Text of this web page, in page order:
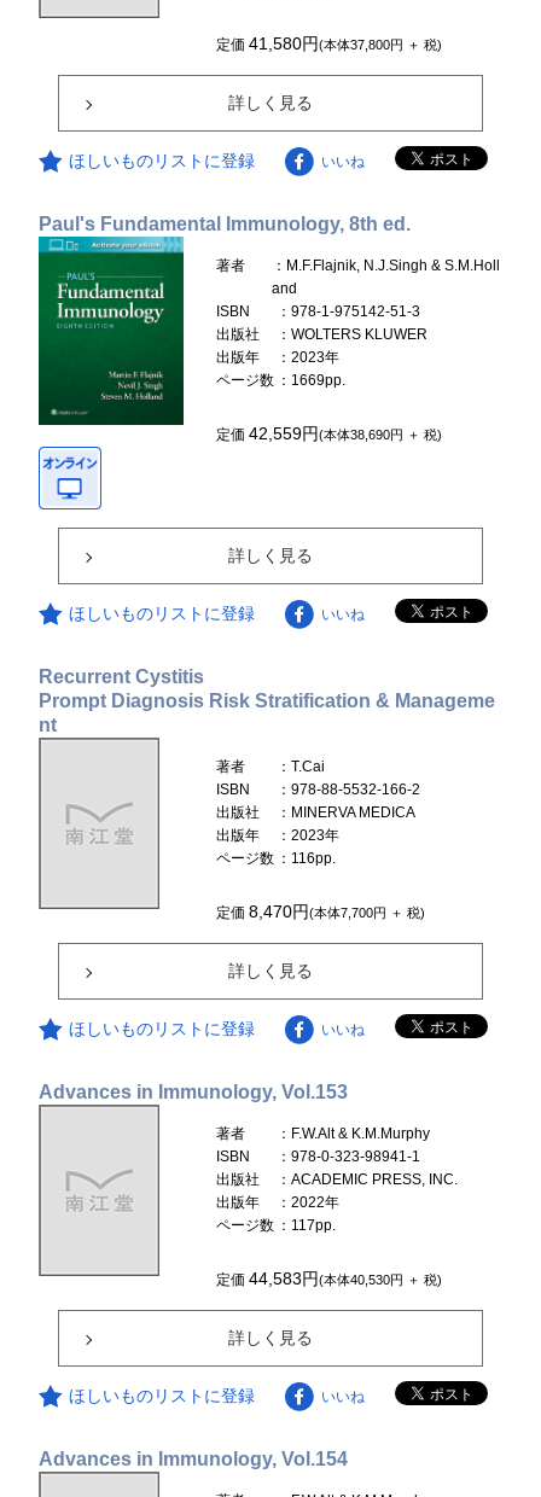
定価41,580円(本体37,800円 ＋ 税)
詳しく見る
ほしいものリストに登録 いいね
Paul's Fundamental Immunology, 8th ed.
著者
：M.F.Flajnik, N.J.Singh & S.M.Holl
and
ISBN
：978-1-975142-51-3
出版社
：WOLTERS KLUWER
出版年
：2023年
ページ数 ：1669pp.
定価42,559円(本体38,690円 ＋ 税)
詳しく見る
ほしいものリストに登録 いいね
Recurrent Cystitis
Prompt Diagnosis Risk Stratification & Manageme
nt
著者
：T.Cai
ISBN
：978-88-5532-166-2
出版社
：MINERVA MEDICA
出版年
：2023年
ページ数 ：116pp.
定価8,470円(本体7,700円 ＋ 税)
詳しく見る
ほしいものリストに登録 いいね
Advances in Immunology, Vol.153
著者
：F.W.Alt & K.M.Murphy
ISBN
：978-0-323-98941-1
出版社
：ACADEMIC PRESS, INC.
出版年
：2022年
ページ数 ：117pp.
定価44,583円(本体40,530円 ＋ 税)
詳しく見る
ほしいものリストに登録 いいね
Advances in Immunology, Vol.154